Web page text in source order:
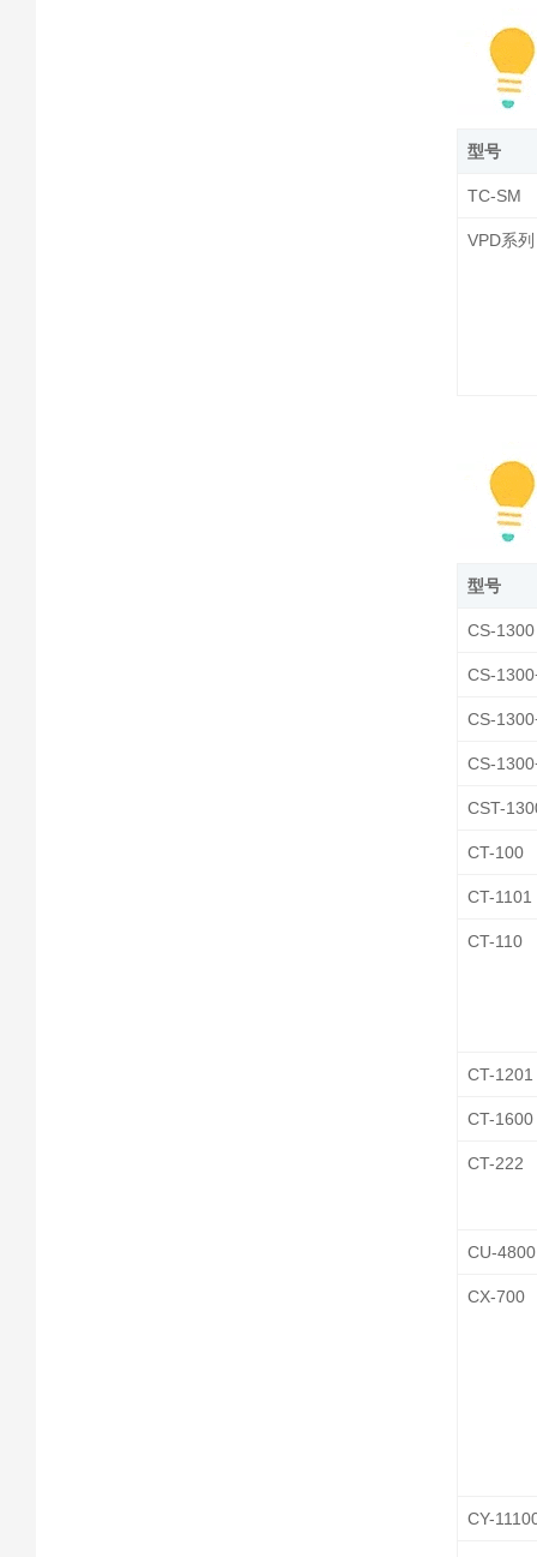
型号
TC-SM
VPD系列
型号
CS-1300
CS-
CS-
CS-
CST-
CT-100
CT-1101
CT-110
CT-1201
CT-1600
CT-222
CU-4800
CX-700
CY-